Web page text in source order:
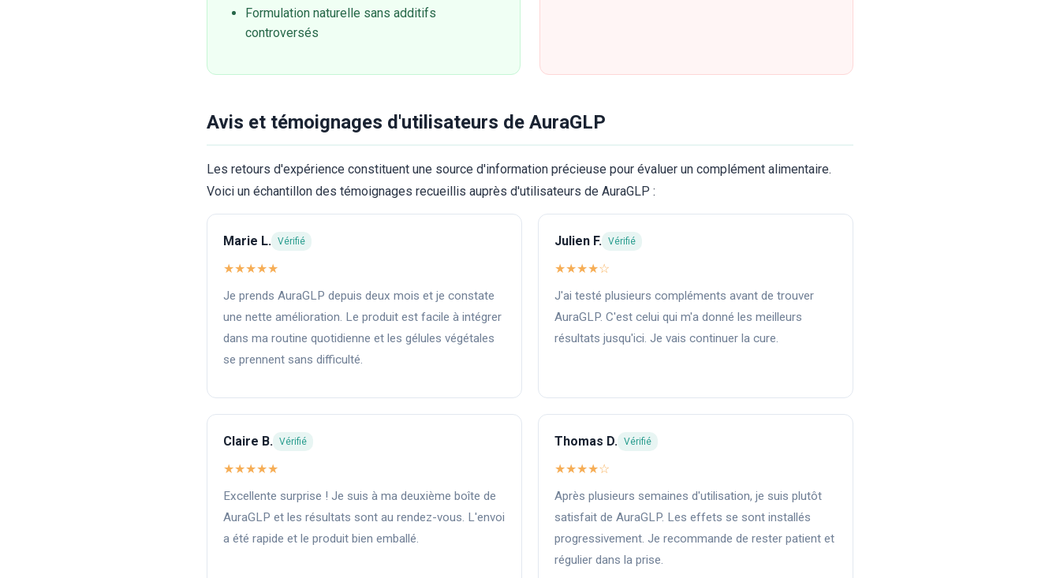
Formulation naturelle sans additifs
controversés
Avis et témoignages d'utilisateurs de AuraGLP
Les retours d'expérience constituent une source d'information précieuse pour évaluer un complément alimentaire.
Voici un échantillon des témoignages recueillis auprès d'utilisateurs de AuraGLP :
Marie L. Vérifié
★★★★★
Je prends AuraGLP depuis deux mois et je constate
une nette amélioration. Le produit est facile à intégrer
dans ma routine quotidienne et les gélules végétales
se prennent sans difficulté.
Julien F. Vérifié
★★★★☆
J'ai testé plusieurs compléments avant de trouver
AuraGLP. C'est celui qui m'a donné les meilleurs
résultats jusqu'ici. Je vais continuer la cure.
Claire B. Vérifié
★★★★★
Excellente surprise ! Je suis à ma deuxième boîte de
AuraGLP et les résultats sont au rendez-vous. L'envoi
a été rapide et le produit bien emballé.
Thomas D. Vérifié
★★★★☆
Après plusieurs semaines d'utilisation, je suis plutôt
satisfait de AuraGLP. Les effets se sont installés
progressivement. Je recommande de rester patient et
régulier dans la prise.